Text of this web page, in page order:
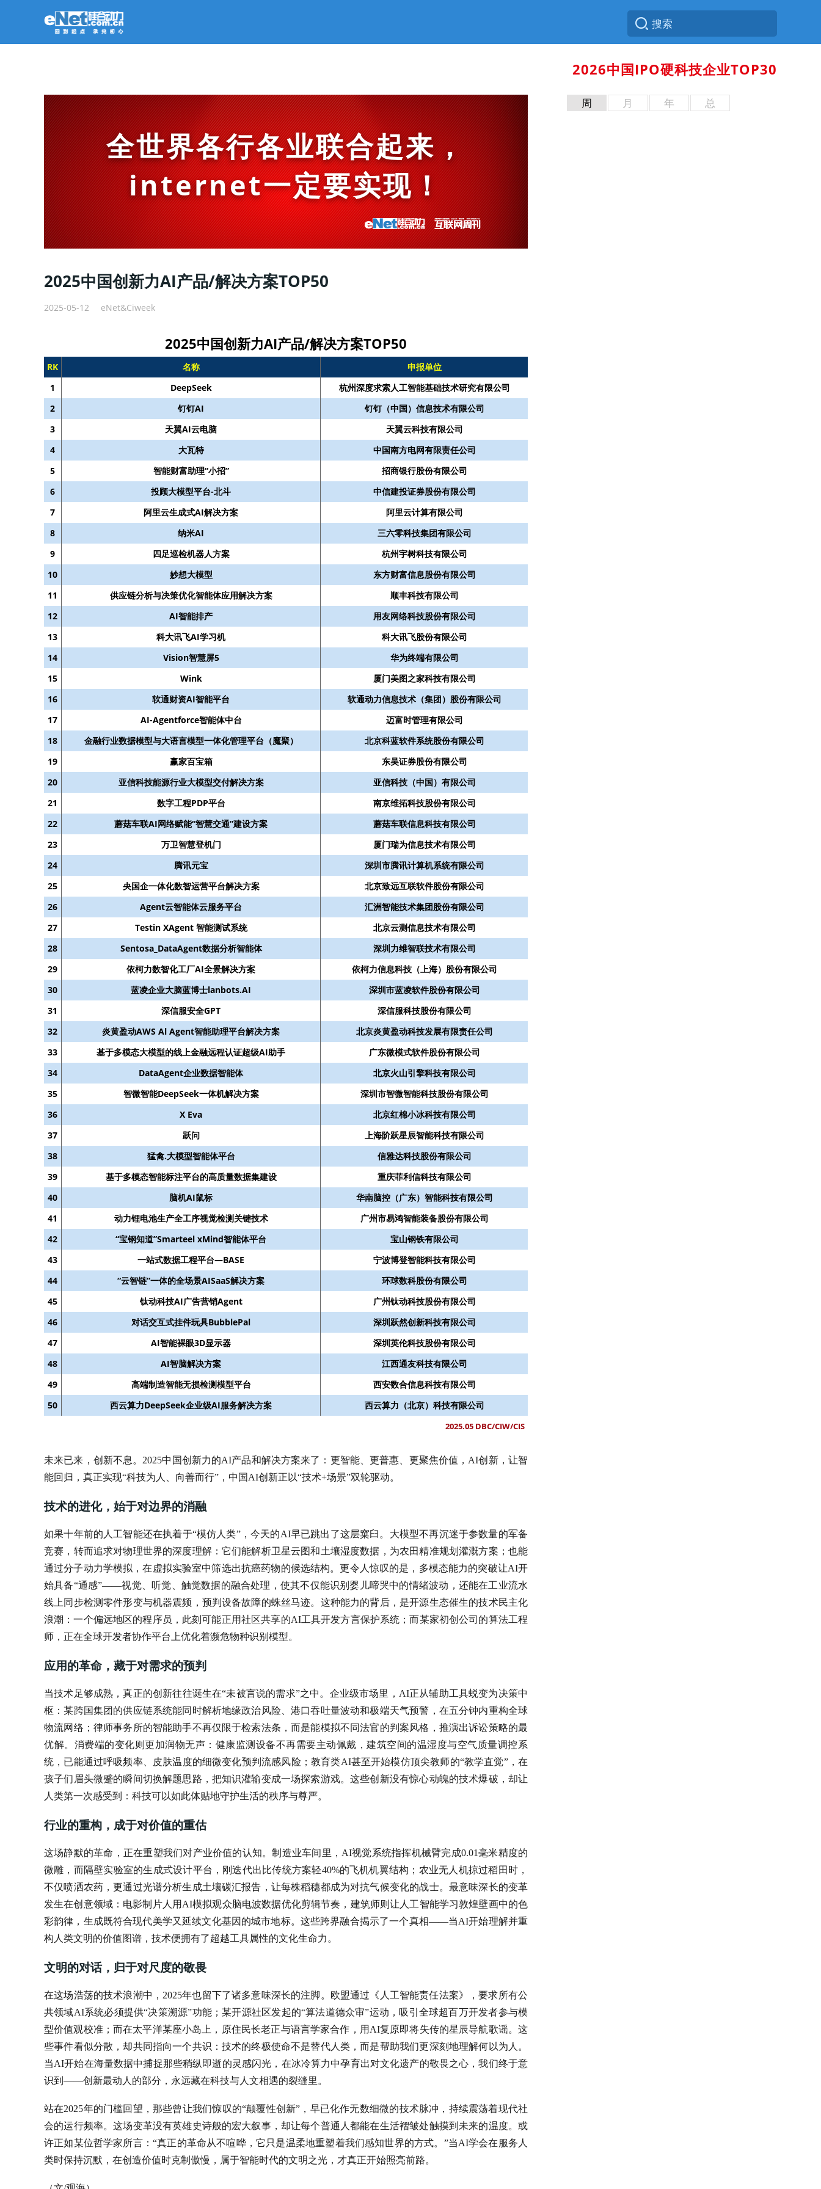
2026中国IPO硬科技企业TOP30
全世界各行各业联合起来，
internet一定要实现！
2025中国创新力AI产品/解决方案TOP50
2025-05-12 eNet&Ciweek
2025中国创新力AI产品/解决方案TOP50
RK 名称
申报单位
1
DeepSeek
杭州深度求索人工智能基础技术研究有限公司
2
钉钉AI
钉钉（中国）信息技术有限公司
3
天翼AI云电脑
天翼云科技有限公司
4
大瓦特
中国南方电网有限责任公司
5
智能财富助理“小招”
招商银行股份有限公司
6
投顾大模型平台-北斗
中信建投证券股份有限公司
7
阿里云生成式AI解决方案
阿里云计算有限公司
8
纳米AI
三六零科技集团有限公司
9
四足巡检机器人方案
杭州宇树科技有限公司
10
妙想大模型
东方财富信息股份有限公司
11
供应链分析与决策优化智能体应用解决方案
顺丰科技有限公司
12
AI智能排产
用友网络科技股份有限公司
13
科大讯飞AI学习机
科大讯飞股份有限公司
14
Vision智慧屏5
华为终端有限公司
15
Wink
厦门美图之家科技有限公司
16
软通财资AI智能平台
软通动力信息技术（集团）股份有限公司
17
AI-Agentforce智能体中台
迈富时管理有限公司
18
金融行业数据模型与大语言模型一体化管理平台（魔聚）
北京科蓝软件系统股份有限公司
19
赢家百宝箱
东吴证券股份有限公司
20
亚信科技能源行业大模型交付解决方案
亚信科技（中国）有限公司
21
数字工程PDP平台
南京维拓科技股份有限公司
22
蘑菇车联AI网络赋能“智慧交通”建设方案
蘑菇车联信息科技有限公司
23
万卫智慧登机门
厦门瑞为信息技术有限公司
24
腾讯元宝
深圳市腾讯计算机系统有限公司
25
央国企一体化数智运营平台解决方案
北京致远互联软件股份有限公司
26
Agent云智能体云服务平台
汇洲智能技术集团股份有限公司
27
Testin XAgent 智能测试系统
北京云测信息技术有限公司
28
Sentosa_DataAgent数据分析智能体
深圳力维智联技术有限公司
29
依柯力数智化工厂AI全景解决方案
依柯力信息科技（上海）股份有限公司
30
蓝凌企业大脑蓝博士lanbots.AI
深圳市蓝凌软件股份有限公司
31
深信服安全GPT
深信服科技股份有限公司
32
炎黄盈动AWS Al Agent智能助理平台解决方案
北京炎黄盈动科技发展有限责任公司
33
基于多模态大模型的线上金融远程认证超级AI助手
广东微模式软件股份有限公司
34
DataAgent企业数据智能体
北京火山引擎科技有限公司
35
智微智能DeepSeek一体机解决方案
深圳市智微智能科技股份有限公司
36
X Eva
北京红棉小冰科技有限公司
37
跃问
上海阶跃星辰智能科技有限公司
38
猛禽.大模型智能体平台
信雅达科技股份有限公司
39
基于多模态智能标注平台的高质量数据集建设
重庆菲利信科技有限公司
40
脑机AI鼠标
华南脑控（广东）智能科技有限公司
41
动力锂电池生产全工序视觉检测关键技术
广州市易鸿智能装备股份有限公司
42
“宝钢知道”Smarteel xMind智能体平台
宝山钢铁有限公司
43
一站式数据工程平台—BASE
宁波博登智能科技有限公司
44
“云智链”一体的全场景AISaaS解决方案
环球数科股份有限公司
45
钛动科技AI广告营销Agent
广州钛动科技股份有限公司
46
对话交互式挂件玩具BubblePal
深圳跃然创新科技有限公司
47
AI智能裸眼3D显示器
深圳英伦科技股份有限公司
48
AI智脑解决方案
江西通友科技有限公司
49
高端制造智能无损检测模型平台
西安数合信息科技有限公司
50
西云算力DeepSeek企业级AI服务解决方案 西云算力（北京）科技有限公司
2025.05 DBC/CIW/CIS
未来已来，创新不息。2025中国创新力的AI产品和解决方案来了：更智能、更普惠、更聚焦价值，AI创新，让智
能回归，真正实现“科技为人、向善而行”，中国AI创新正以“技术+场景”双轮驱动。
技术的进化，始于对边界的消融
如果十年前的人工智能还在执着于“模仿人类”，今天的AI早已跳出了这层窠臼。大模型不再沉迷于参数量的军备
竞赛，转而追求对物理世界的深度理解：它们能解析卫星云图和土壤湿度数据，为农田精准规划灌溉方案；也能
通过分子动力学模拟，在虚拟实验室中筛选出抗癌药物的候选结构。更令人惊叹的是，多模态能力的突破让AI开
始具备“通感”——视觉、听觉、触觉数据的融合处理，使其不仅能识别婴儿啼哭中的情绪波动，还能在工业流水
线上同步检测零件形变与机器震频，预判设备故障的蛛丝马迹。这种能力的背后，是开源生态催生的技术民主化
浪潮：一个偏远地区的程序员，此刻可能正用社区共享的AI工具开发方言保护系统；而某家初创公司的算法工程
师，正在全球开发者协作平台上优化着濒危物种识别模型。
应用的革命，藏于对需求的预判
当技术足够成熟，真正的创新往往诞生在“未被言说的需求”之中。企业级市场里，AI正从辅助工具蜕变为决策中
枢：某跨国集团的供应链系统能同时解析地缘政治风险、港口吞吐量波动和极端天气预警，在五分钟内重构全球
物流网络；律师事务所的智能助手不再仅限于检索法条，而是能模拟不同法官的判案风格，推演出诉讼策略的最
优解。消费端的变化则更加润物无声：健康监测设备不再需要主动佩戴，建筑空间的温湿度与空气质量调控系
统，已能通过呼吸频率、皮肤温度的细微变化预判流感风险；教育类AI甚至开始模仿顶尖教师的“教学直觉”，在
孩子们眉头微蹙的瞬间切换解题思路，把知识灌输变成一场探索游戏。这些创新没有惊心动魄的技术爆破，却让
人类第一次感受到：科技可以如此体贴地守护生活的秩序与尊严。
行业的重构，成于对价值的重估
这场静默的革命，正在重塑我们对产业价值的认知。制造业车间里，AI视觉系统指挥机械臂完成0.01毫米精度的
微雕，而隔壁实验室的生成式设计平台，刚迭代出比传统方案轻40%的飞机机翼结构；农业无人机掠过稻田时，
不仅喷洒农药，更通过光谱分析生成土壤碳汇报告，让每株稻穗都成为对抗气候变化的战士。最意味深长的变革
发生在创意领域：电影制片人用AI模拟观众脑电波数据优化剪辑节奏，建筑师则让人工智能学习敦煌壁画中的色
彩韵律，生成既符合现代美学又延续文化基因的城市地标。这些跨界融合揭示了一个真相——当AI开始理解并重
构人类文明的价值图谱，技术便拥有了超越工具属性的文化生命力。
文明的对话，归于对尺度的敬畏
在这场浩荡的技术浪潮中，2025年也留下了诸多意味深长的注脚。欧盟通过《人工智能责任法案》，要求所有公
共领域AI系统必须提供“决策溯源”功能；某开源社区发起的“算法道德众审”运动，吸引全球超百万开发者参与模
型价值观校准；而在太平洋某座小岛上，原住民长老正与语言学家合作，用AI复原即将失传的星辰导航歌谣。这
些事件看似分散，却共同指向一个共识：技术的终极使命不是替代人类，而是帮助我们更深刻地理解何以为人。
当AI开始在海量数据中捕捉那些稍纵即逝的灵感闪光，在冰冷算力中孕育出对文化遗产的敬畏之心，我们终于意
识到——创新最动人的部分，永远藏在科技与人文相遇的裂缝里。
站在2025年的门槛回望，那些曾让我们惊叹的“颠覆性创新”，早已化作无数细微的技术脉冲，持续震荡着现代社
会的运行频率。这场变革没有英雄史诗般的宏大叙事，却让每个普通人都能在生活褶皱处触摸到未来的温度。或
许正如某位哲学家所言：“真正的革命从不喧哗，它只是温柔地重塑着我们感知世界的方式。”当AI学会在服务人
类时保持沉默，在创造价值时克制傲慢，属于智能时代的文明之光，才真正开始照亮前路。
周 月 年 总